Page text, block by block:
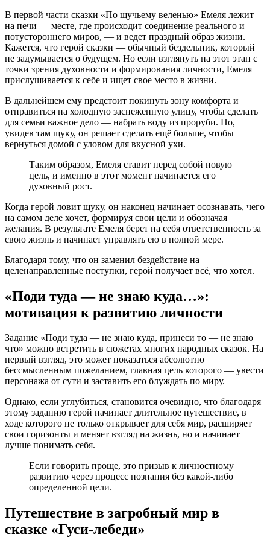
В первой части сказки «По щучьему веленью» Емеля лежит
на печи — месте, где происходит соединение реального и
потустороннего миров, — и ведет праздный образ жизни.
Кажется, что герой сказки — обычный бездельник, который
не задумывается о будущем. Но если взглянуть на этот этап с
точки зрения духовности и формирования личности, Емеля
прислушивается к себе и ищет свое место в жизни.
В дальнейшем ему предстоит покинуть зону комфорта и
отправиться на холодную заснеженную улицу, чтобы сделать
для семьи важное дело — набрать воду из проруби. Но,
увидев там щуку, он решает сделать ещё больше, чтобы
вернуться домой с уловом для вкусной ухи.
Таким образом, Емеля ставит перед собой новую
цель, и именно в этот момент начинается его
духовный рост.
Когда герой ловит щуку, он наконец начинает осознавать, чего
на самом деле хочет, формируя свои цели и обозначая
желания. В результате Емеля берет на себя ответственность за
свою жизнь и начинает управлять ею в полной мере.
Благодаря тому, что он заменил бездействие на
целенаправленные поступки, герой получает всё, что хотел.
«Поди туда — не знаю куда…»:
мотивация к развитию личности
Задание «Поди туда — не знаю куда, принеси то — не знаю
что» можно встретить в сюжетах многих народных сказок. На
первый взгляд, это может показаться абсолютно
бессмысленным пожеланием, главная цель которого — увести
персонажа от сути и заставить его блуждать по миру.
Однако, если углубиться, становится очевидно, что благодаря
этому заданию герой начинает длительное путешествие, в
ходе которого не только открывает для себя мир, расширяет
свои горизонты и меняет взгляд на жизнь, но и начинает
лучше понимать себя.
Если говорить проще, это призыв к личностному
развитию через процесс познания без какой-либо
определенной цели.
Путешествие в загробный мир в
сказке «Гуси-лебеди»